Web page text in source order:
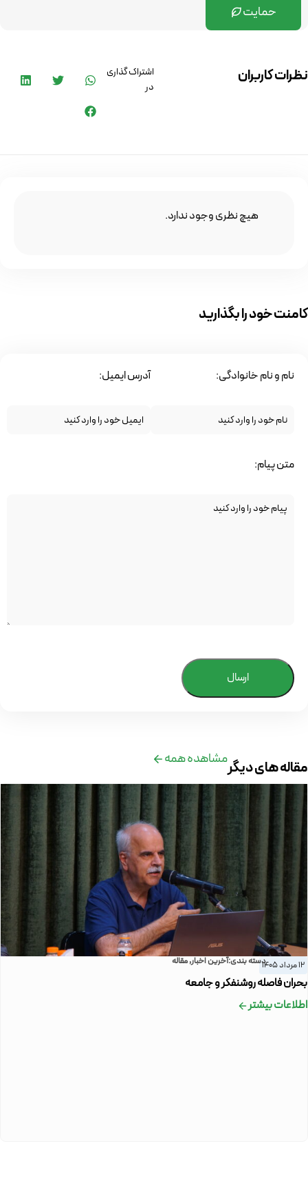
حمایت
نظرات کاربران
اشتراک گذاری
در
هیچ نظری وجود ندارد.
کامنت خود را بگذارید
نام و نام خانوادگی: آدرس ایمیل:
متن پیام:
ارسال
مقاله های دیگرمشاهده همه
12 مرداد 1405 دسته بندی:آخرین اخبار,مقاله
بحران فاصله روشنفکر و جامعه
اطلاعات بیشتر